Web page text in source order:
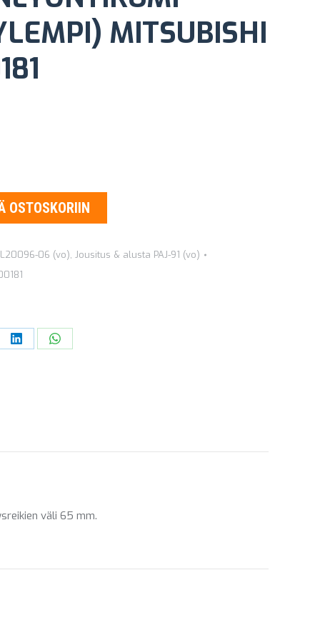
MITSUBISHI
OSTOSKORIIN
06 (vo), Jousitus & alusta PAJ-91 (vo)
Share Share
väli 65 mm.